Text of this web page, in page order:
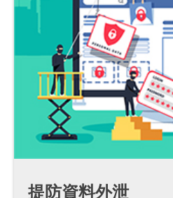
提防資料外泄